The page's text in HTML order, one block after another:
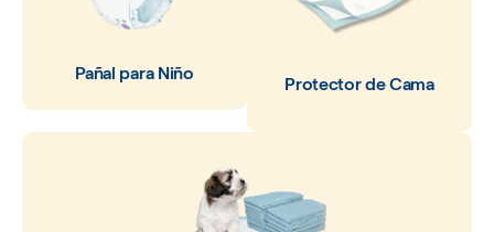
Pañal para Niño
Protector de Cama